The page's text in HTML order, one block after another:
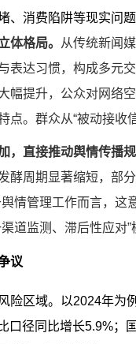
、消费陷阱等现实问
体格局。 从传统新闻
表达习惯，构成多元
幅提升，公众对网络
。群众从“被动接收
，直接推动舆情传播
酵周期显著缩短，部
情管理工作而言，这
道监测、滞后性应对
议
险区域。以2024年为
口径同比增长5.9%；